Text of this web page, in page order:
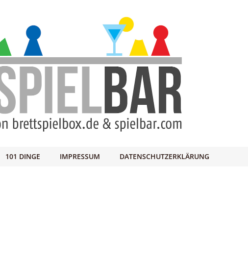
101 DINGE IMPRESSUM DATENSCHUTZERKLÄRUNG